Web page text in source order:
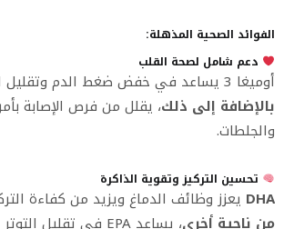
الفوائد الصحية المذهلة:
دعم شامل لصحة القلب
أوميغا 3 يساعد في خفض ضغط الدم وتقليل الدهون الثلاثية.
بالإضافة إلى ذلك، يقلل من فرص الإصابة
والجلطات.
تحسين التركيز وتقوية الذاكرة
DHA يعزز وظائف الدماغ ويزيد من كفاءة
من ناحية أخرى، يساعد EPA في تقليل التوتر وتعزيز المزاج.